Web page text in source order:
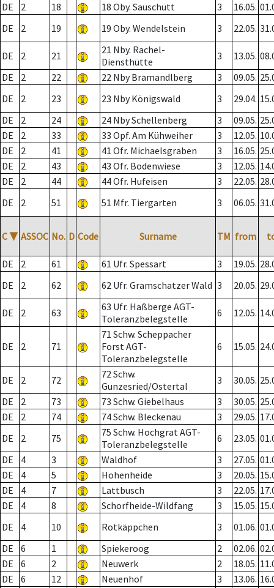
DE
2 18 18 Oby. Sauschütt 3 16.05.
DE
2 19 19 Oby. Wendelstein 3 22.05.
DE 2 21
21 Nby. Rachel-
Diensthütte
3 13.05.
DE
2 22 22 Nby Bramandlberg 3 09.05.
DE
2 23 23 Nby Königswald 3 29.04.
DE
2 24 24 Nby Schellenberg 3 09.05.
DE
2 33 33 Opf. Am Kühweiher 3 12.05.
DE
2 41 41 Ofr. Michaelsgraben 3 16.05.
DE
2 43 43 Ofr. Bodenwiese 3 12.05.
DE
2 44 44 Ofr. Hufeisen 3 22.05.
DE
2 51 51 Mfr. Tiergarten 3 06.05.
C ▼ ASSOC No. D Code Surname TM from
DE 2 61 61 Ufr. Spessart 3 19.05.
DE
2 62 62 Ufr. Gramschatzer Wald 3 20.05.
DE 2 63
63 Ufr. Haßberge AGT-
Toleranzbelegstelle
6 12.05.
DE 2 71
71 Schw. Scheppacher
Forst AGT-
Toleranzbelegstelle
6 15.05.
DE 2 72
72 Schw.
Gunzesried/Ostertal
3 30.05.
DE
2 73 73 Schw. Giebelhaus 3 30.05.
DE
2 74 74 Schw. Bleckenau 3 29.05.
DE
2 75
75 Schw. Hochgrat AGT-
Toleranzbelegstelle
6 23.05.
DE
4 3 Waldhof 3 27.05.
DE
4 5 Hohenheide 3 20.05.
DE
4 7 Lattbusch 3 22.05.
DE
4 8 Schorfheide-Wildfang 3 15.05.
DE
4 10 Rotkäppchen 3 01.06.
DE
6 1 Spiekeroog 2 02.06.
DE
6 2 Neuwerk 2 18.05.
DE
6 12 Neuenhof 3 13.06.